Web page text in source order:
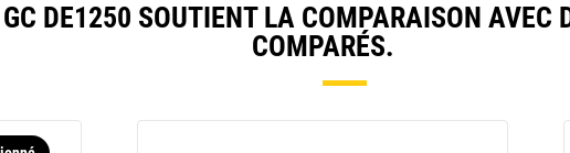
DE1250 SOUTIENT LA COMPARAISON AVEC
COMPARÉS.